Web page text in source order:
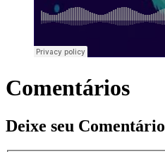
Comentários
Deixe seu Comentário